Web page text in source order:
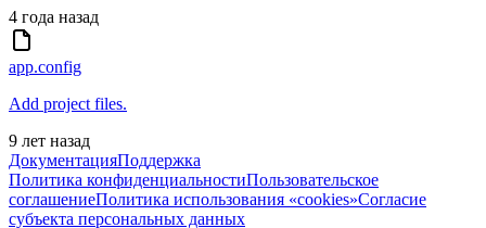
4 года назад
app.config
Add project files.
9 лет назад
ДокументацияПоддержка
Политика конфиденциальностиПользовательское
соглашениеПолитика использования «cookies»Согласие
субъекта персональных данных